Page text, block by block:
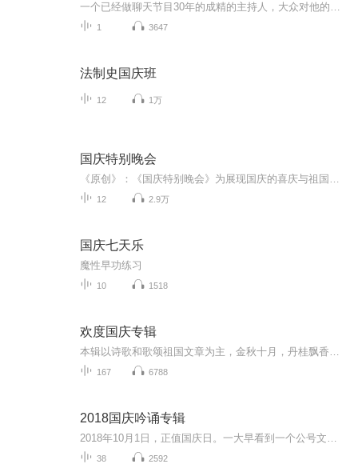
1 3647
法制史国庆班
12 1万
国庆特别晚会
12 2.9万
国庆七天乐
魔性早功练习
10 1518
欢度国庆专辑
167 6788
2018国庆吟诵专辑
38 2592